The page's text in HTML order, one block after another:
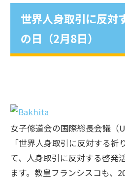
世界人身取引に反対
の日（2月8日）
女子修道会の国際総長会議（
「世界人身取引に反対する
て、人身取引に反対する啓発
ます。教皇フランシスコも、